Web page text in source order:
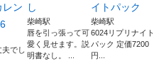
レン
でし
し
柴崎駅
唇を引っ張って可
愛く見せます。説
明書なし。 ...
イトパック
柴崎駅
6024リプリナイト
パック 定価7200
円...